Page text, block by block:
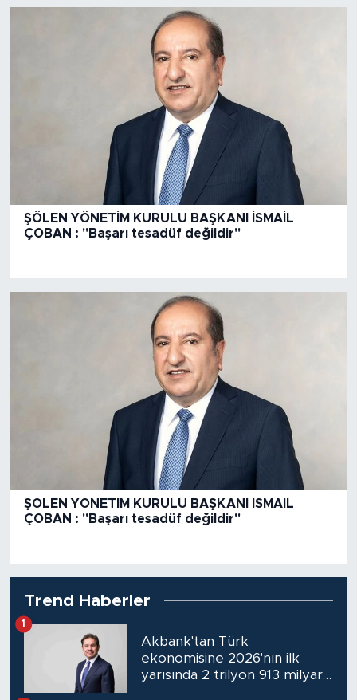
ŞÖLEN YÖNETİM KURULU BAŞKANI İSMAİL
ÇOBAN : "Başarı tesadüf değildir"
ŞÖLEN YÖNETİM KURULU BAŞKANI İSMAİL
ÇOBAN : "Başarı tesadüf değildir"
Trend Haberler
Akbank'tan Türk
ekonomisine 2026'nın ilk
yarısında 2 trilyon 913 milyar
1